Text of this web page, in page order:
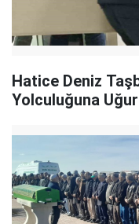
Hatice Deniz
Yolculuğuna